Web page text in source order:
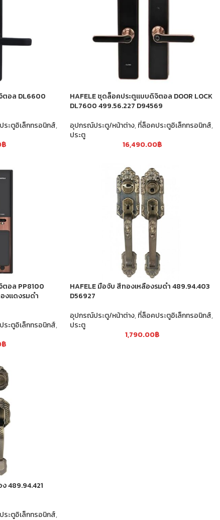
ตอล DL6600
ระตูอิเล็กทรอนิกส์,
฿
HAFELE ชุดล็อคประตูแบบดิจิตอล DOOR LOCK
DL7600 499.56.227 D94569
อุปกรณ์ประตู/หน้าต่าง, ที่ล็อคประตูอิเล็กทรอนิกส์,
ประตู
16,490.00฿
ตอล PP8100
งแดงรมดำ
ระตูอิเล็กทรอนิกส์,
฿
HAFELE มือจับ สีทองเหลืองรมดำ 489.94.403
D56927
อุปกรณ์ประตู/หน้าต่าง, ที่ล็อคประตูอิเล็กทรอนิกส์,
ประตู
1,790.00฿
489.94.421
ระตูอิเล็กทรอนิกส์,